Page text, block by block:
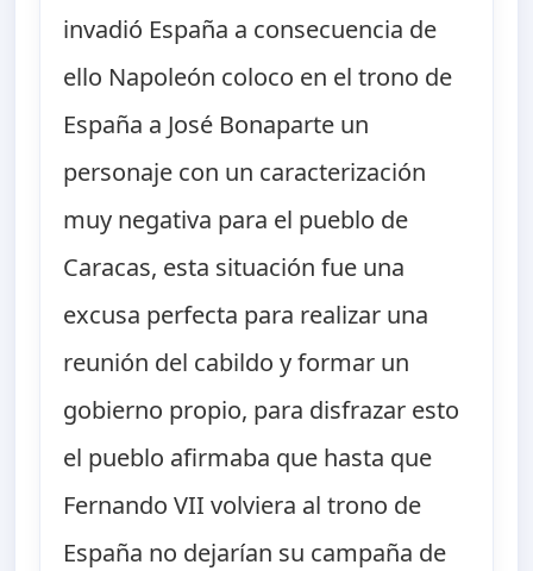
invadió España a consecuencia de
ello Napoleón coloco en el trono de
España a José Bonaparte un
personaje con un caracterización
muy negativa para el pueblo de
Caracas, esta situación fue una
excusa perfecta para realizar una
reunión del cabildo y formar un
gobierno propio, para disfrazar esto
el pueblo afirmaba que hasta que
Fernando VII volviera al trono de
España no dejarían su campaña de